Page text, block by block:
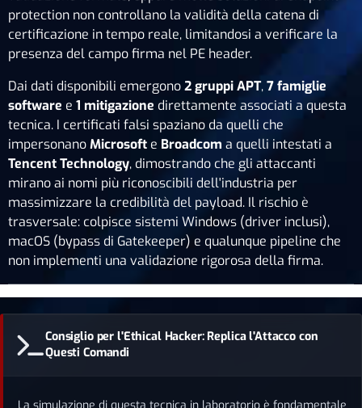
protection non controllano la validità della catena di
certificazione in tempo reale, limitandosi a verificare la
presenza del campo firma nel PE header.
Dai dati disponibili emergono2 gruppi APT,7 famiglie
software e 1 mitigazione direttamente associati a questa
tecnica. I certificati falsi spaziano da quelli che
impersonanoMicrosoft e Broadcom a quelli intestati a
Tencent Technology, dimostrando che gli attaccanti
mirano ai nomi più riconoscibili dell'industria per
massimizzare la credibilità del payload. Il rischio è
trasversale: colpisce sistemi Windows (driver inclusi),
macOS (bypass di Gatekeeper) e qualunque pipeline che
non implementi una validazione rigorosa della firma.
Consiglio per l'Ethical Hacker: Replica l'Attacco con
Questi Comandi